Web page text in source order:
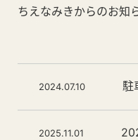
ちえなみきからのお知
2024.07.10 駐
2025.11.01